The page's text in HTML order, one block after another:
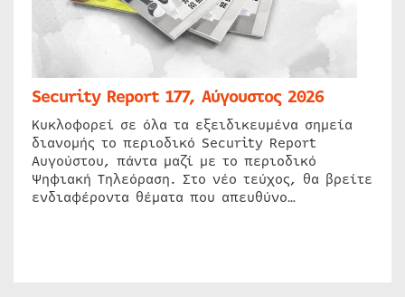
Security Report 177, Αύγουστος 2026
Κυκλοφορεί σε όλα τα εξειδικευμένα σημεία
διανομής το περιοδικό Security Report
Αυγούστου, πάντα μαζί με το περιοδικό
Ψηφιακή Τηλεόραση. Στο νέο τεύχος, θα βρείτε
ενδιαφέροντα θέματα που απευθύνο…